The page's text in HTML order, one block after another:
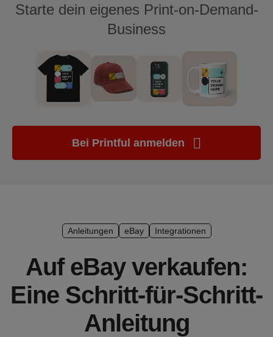
Commerce
Einsteiger-
Handbuch
Erfolgsgeschichten
Marketing-
Produkte
Verkaufen
Starte dein eigenes Print-on-Demand-
Business
Bei Printful anmelden
Anleitungen eBay Integrationen
Auf eBay verkaufen:
Eine Schritt-für-Schritt-
Anleitung